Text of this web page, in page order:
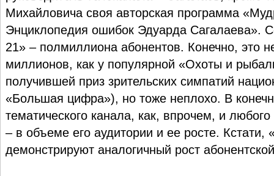
Михайловича своя авторская программа
Энциклопедия ошибок Эдуарда Сагалаева».
21» – полмиллиона абонентов. Конечно, это
миллионов, как у популярной «Охоты и
получившей приз зрительских симпатий
«Большая цифра»), но тоже неплохо. В
тематического канала, как, впрочем, и
– в объеме его аудитории и ее росте.
демонстрируют аналогичный рост